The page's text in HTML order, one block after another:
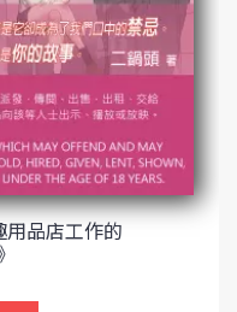
用品店工作的